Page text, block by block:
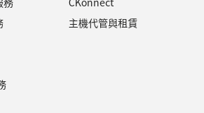
主機代管與租賃